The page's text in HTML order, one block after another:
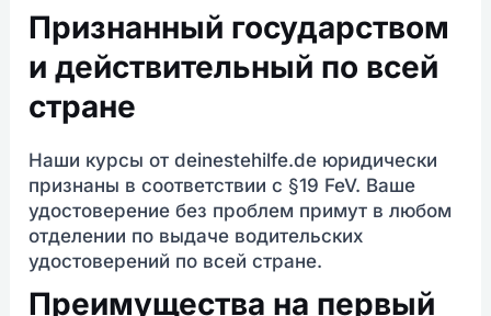
Признанный государством
и действительный по всей
стране
Наши курсы от deinestehilfe.de юридически
признаны в соответствии с §19 FeV. Ваше
удостоверение без проблем примут в любом
отделении по выдаче водительских
удостоверений по всей стране.
Преимущества на первый